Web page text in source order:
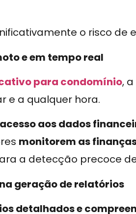
o risco
e em tempo real
para condomínio,
e a qualquer hora.
acesso aos dados
monitorem as
a detecção precoce
geração de relatórios
detalhados e